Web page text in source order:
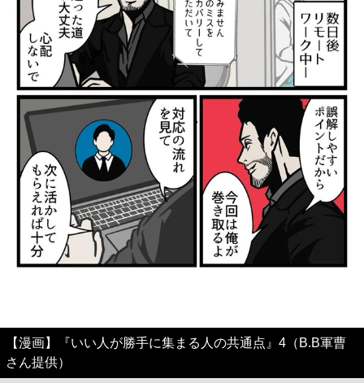
【漫画】『いい人が勝手に集まる人の共通点』4（B.B軍曹
さん提供）